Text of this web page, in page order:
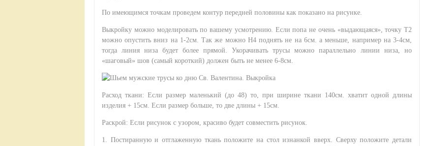
По имеющимся точкам проведем контур передней половины как показано на рисунке.
Выкройку можно моделировать по вашему усмотрению. Если попа не очень «выдающаяся», точку Т2
можно опустить вниз на 1-2см. Так же можно Н4 поднять не на 6см. а меньше, например на 3-4см,
тогда линия низа будет более прямой. Укорачивать трусы можно параллельно линии низа, но
«шаговый» шов (самый короткий) должен быть не менее 6-8см.
Расход ткани: Если размер маленький (до 48) то, при ширине ткани 140см. хватит одной длины
изделия + 15см. Если размер больше, то две длины + 15см.
Раскрой: Если рисунок с узором, красиво будет совместить рисунок.
1. Постиранную и отглаженную ткань положите на стол изнанкой вверх. Сверху положите детали